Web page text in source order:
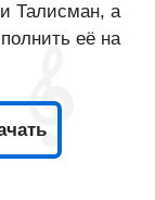
Талисман, а
её на